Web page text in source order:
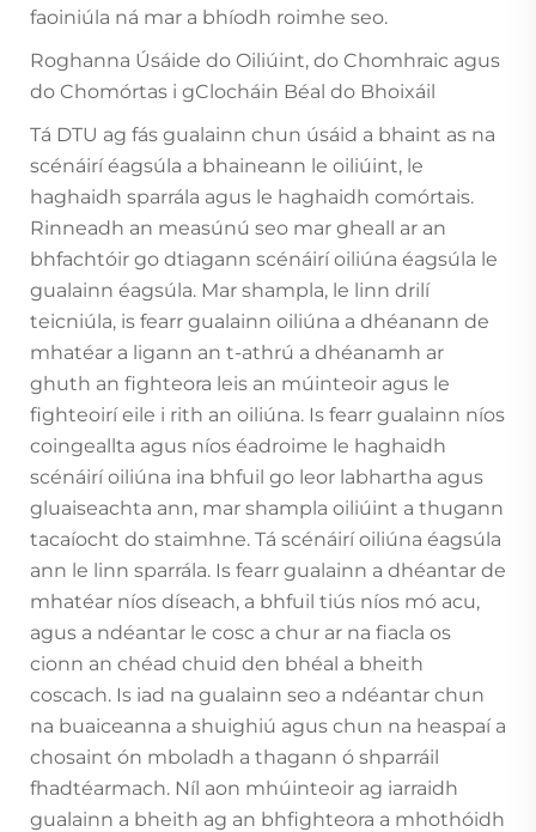
faoiniúla ná mar a bhíodh roimhe seo.
Roghanna Úsáide do Oiliúint, do Chomhraic agus
do Chomórtas i gClocháin Béal do Bhoixáil
Tá DTU ag fás gualainn chun úsáid a bhaint as na
scénáirí éagsúla a bhaineann le oiliúint, le
haghaidh sparrála agus le haghaidh comórtais.
Rinneadh an measúnú seo mar gheall ar an
bhfachtóir go dtiagann scénáirí oiliúna éagsúla le
gualainn éagsúla. Mar shampla, le linn drilí
teicniúla, is fearr gualainn oiliúna a dhéanann de
mhatéar a ligann an t-athrú a dhéanamh ar
ghuth an fighteora leis an múinteoir agus le
fighteoirí eile i rith an oiliúna. Is fearr gualainn níos
coingeallta agus níos éadroime le haghaidh
scénáirí oiliúna ina bhfuil go leor labhartha agus
gluaiseachta ann, mar shampla oiliúint a thugann
tacaíocht do staimhne. Tá scénáirí oiliúna éagsúla
ann le linn sparrála. Is fearr gualainn a dhéantar de
mhatéar níos díseach, a bhfuil tiús níos mó acu,
agus a ndéantar le cosc a chur ar na fiacla os
cionn an chéad chuid den bhéal a bheith
coscach. Is iad na gualainn seo a ndéantar chun
na buaiceanna a shuighiú agus chun na heaspaí a
chosaint ón mboladh a thagann ó shparráil
fhadtéarmach. Níl aon mhúinteoir ag iarraidh
gualainn a bheith ag an bhfighteora a mhothóidh